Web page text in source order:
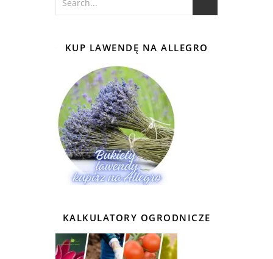
KUP LAWENDĘ NA ALLEGRO
KALKULATORY OGRODNICZE